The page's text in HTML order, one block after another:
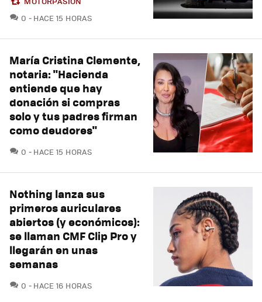
0 COMENTARIOS
HACE 15 HORAS
María Cristina Clemente,
notaria: "Hacienda
entiende que hay
donación si compras
solo y tus padres firman
como deudores"
0 COMENTARIOS
HACE 15 HORAS
Nothing lanza sus
primeros auriculares
abiertos (y económicos):
se llaman CMF Clip Pro y
llegarán en unas
semanas
0 COMENTARIOS
HACE 16 HORAS